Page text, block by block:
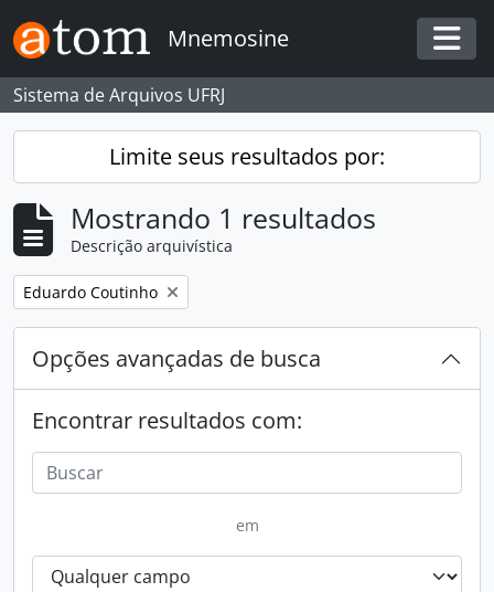
Skip to main content
Mnemosine
Sistema de Arquivos UFRJ
Limite seus resultados por:
Mostrando 1 resultados
Descrição arquivística
Remover filtro:
Eduardo Coutinho
Opções avançadas de busca
Encontrar resultados com:
em